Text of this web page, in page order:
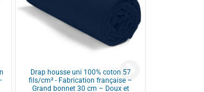
Drap housse uni 100% coton 57
fils/cm² - Fabrication française –
Grand bonnet 30 cm – Doux et